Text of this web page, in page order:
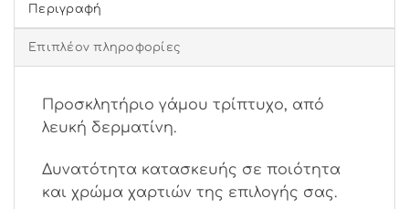
Περιγραφή
Επιπλέον πληροφορίες
Προσκλητήριο γάμου τρίπτυχο, από
λευκή δερματίνη.
Δυνατότητα κατασκευής σε ποιότητα
και χρώμα χαρτιών της επιλογής σας.